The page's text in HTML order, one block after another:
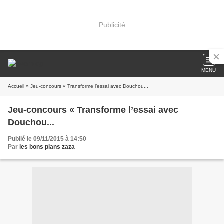
Publicité
MENU
Accueil » Jeu-concours « Transforme l’essai avec Douchou...
Jeu-concours « Transforme l’essai avec
Douchou...
Publié le 09/11/2015 à 14:50
Par les bons plans zaza